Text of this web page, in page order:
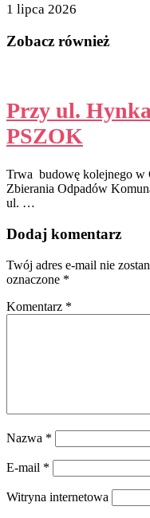
1 lipca 2026
Zobacz również
Przy ul.
PSZOK
Trwa budowę kolejnego w
Zbierania Odpadów
ul. …
Dodaj komentarz
Twój adres e-mail nie
oznaczone *
Komentarz *
Nazwa *
E-mail *
Witryna internetowa